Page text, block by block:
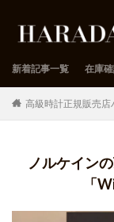
新着記事一覧 在庫
高級時計正規販売店
ノルケイン
「